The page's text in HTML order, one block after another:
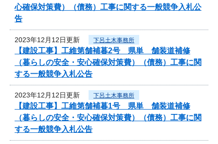
心確保対策費）（債務）工事に関する一般競争入札公
告
2023年12月12日更新 下呂土木事務所
【建設工事】工維第舗補暮2号 県単 舗装道補修
（暮らしの安全・安心確保対策費）（債務）工事に関
する一般競争入札公告
2023年12月12日更新 下呂土木事務所
【建設工事】工維第舗補暮1号 県単 舗装道補修
（暮らしの安全・安心確保対策費）（債務）工事に関
する一般競争入札公告